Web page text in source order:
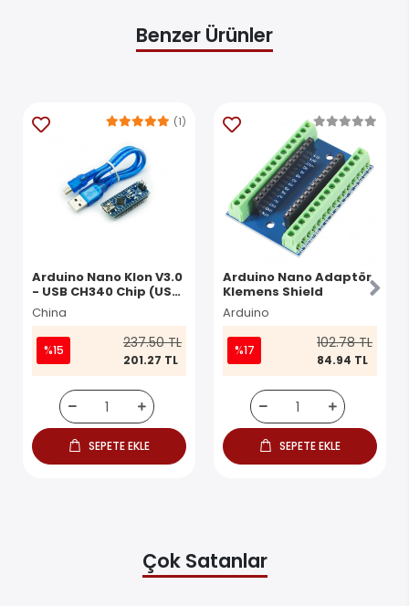
Benzer Ürünler
Arduino Nano Klon V3.0
- USB CH340 Chip (USB
Kablo Dahil)
China
(1)
%15 237.50 TL
201.27 TL
SEPETE EKLE
Arduino Nano Adaptör
Klemens Shield
Arduino
%17 102.78 TL
84.94 TL
SEPETE EKLE
Çok Satanlar